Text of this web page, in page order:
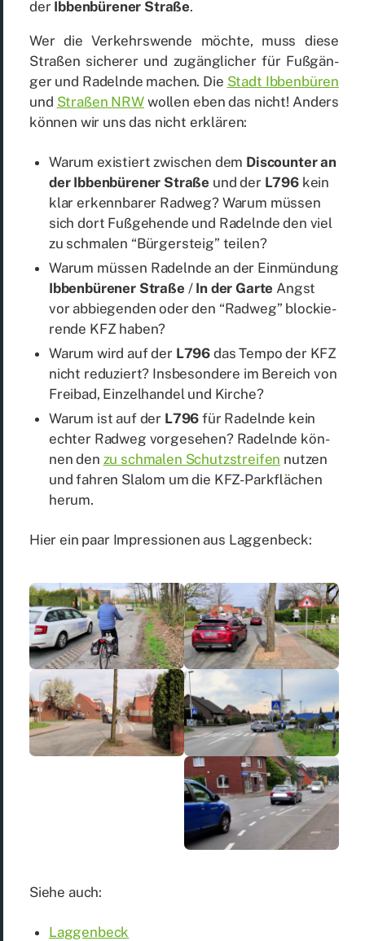
der Ib­ben­bü­re­ner Stra­ße.
Wer die Ver­kehrs­wen­de möch­te, muss die­se
Stra­ßen si­che­rer und zu­gäng­li­cher für Fuß­gän­
ger und Ra­deln­de ma­chen. Die Stadt Ib­ben­bü­ren
und Stra­ßen NRWwol­len eben das nicht! An­ders
kön­nen wir uns das nicht er­klä­ren:
War­um exis­tiert zwi­schen dem Dis­coun­ter an
der Ib­ben­bü­re­ner Stra­ße und der L796kein
klar er­kenn­ba­rer Rad­weg? War­um müs­sen
sich dort Fuß­ge­hen­de und Ra­deln­de den viel
zu schma­len “Bür­ger­steig” tei­len?
War­um müs­sen Ra­deln­de an der Ein­mün­dung
Ib­ben­bü­re­ner Stra­ße / In der Gar­te Angst
vor ab­bie­gen­den oder den “Rad­weg” blo­ckie­
ren­de KFZ ha­ben?
War­um wird auf der L796 das Tem­po der KFZ
nicht re­du­ziert? Ins­be­son­de­re im Be­reich von
Frei­bad, Ein­zel­han­del und Kir­che?
War­um ist auf der L796 für Ra­deln­de kein
ech­ter Rad­weg vor­ge­se­hen? Ra­deln­de kön­
nen den zu schma­len Schutz­strei­fen nut­zen
und fah­ren Sla­lom um die KFZ-Park­flä­chen
her­um.
Hier ein paar Im­pres­sio­nen aus Lag­gen­beck:
Sie­he auch:
Lag­gen­beck